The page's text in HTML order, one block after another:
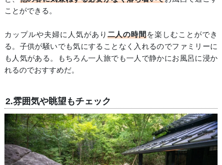
ことができる。
カップルや夫婦に人気があり 二人の時間を楽しむことができ
る。子供が騒いでも気にすることなく入れるのでファミリーに
も人気がある。もちろん一人旅でも一人で静かにお風呂に浸か
れるのでおすすめだ。
2.雰囲気や眺望もチェック